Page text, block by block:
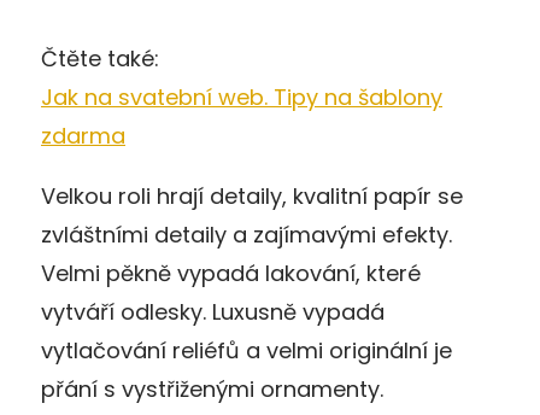
Čtěte také:
Jak na svatební web. Tipy na šablony
zdarma
Velkou roli hrají detaily, kvalitní papír se
zvláštními detaily a zajímavými efekty.
Velmi pěkně vypadá lakování, které
vytváří odlesky. Luxusně vypadá
vytlačování reliéfů a velmi originální je
přání s vystřiženými ornamenty.